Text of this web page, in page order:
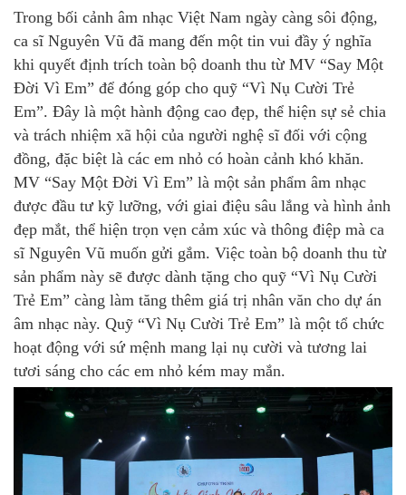
Trong bối cảnh âm nhạc Việt Nam ngày càng sôi động,
ca sĩ Nguyên Vũ đã mang đến một tin vui đầy ý nghĩa
khi quyết định trích toàn bộ doanh thu từ MV “Say Một
Đời Vì Em” để đóng góp cho quỹ “Vì Nụ Cười Trẻ
Em”. Đây là một hành động cao đẹp, thể hiện sự sẻ chia
và trách nhiệm xã hội của người nghệ sĩ đối với cộng
đồng, đặc biệt là các em nhỏ có hoàn cảnh khó khăn.
MV “Say Một Đời Vì Em” là một sản phẩm âm nhạc
được đầu tư kỹ lưỡng, với giai điệu sâu lắng và hình ảnh
đẹp mắt, thể hiện trọn vẹn cảm xúc và thông điệp mà ca
sĩ Nguyên Vũ muốn gửi gắm. Việc toàn bộ doanh thu từ
sản phẩm này sẽ được dành tặng cho quỹ “Vì Nụ Cười
Trẻ Em” càng làm tăng thêm giá trị nhân văn cho dự án
âm nhạc này. Quỹ “Vì Nụ Cười Trẻ Em” là một tổ chức
hoạt động với sứ mệnh mang lại nụ cười và tương lai
tươi sáng cho các em nhỏ kém may mắn.